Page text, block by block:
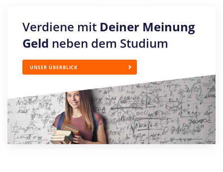
Verdiene mit Deiner Meinung
Geld neben dem Studium
UNSER ÜBERBLICK